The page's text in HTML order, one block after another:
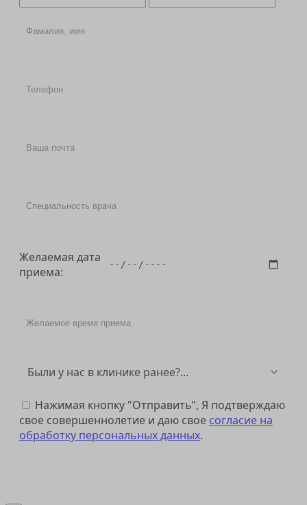
Желаемая дата
приема:
Нажимая кнопку "Отправить", Я подтверждаю
свое совершеннолетие и даю свое согласие на
обработку персональных данных.